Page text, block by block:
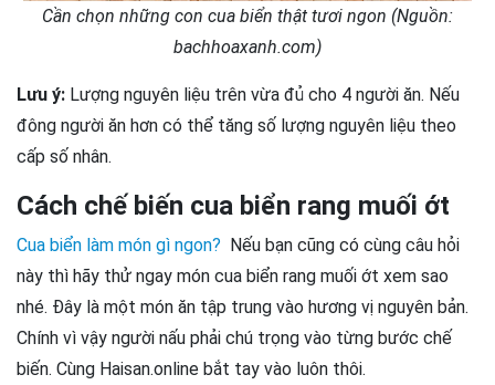
Cần chọn những con cua biển thật tươi ngon (Nguồn:
bachhoaxanh.com)
Lưu ý: Lượng nguyên liệu trên vừa đủ cho 4 người ăn. Nếu
đông người ăn hơn có thể tăng số lượng nguyên liệu theo
cấp số nhân.
Cách chế biến cua biển rang muối ớt
Cua biển làm món gì ngon?
Nếu bạn cũng có cùng câu hỏi
này thì hãy thử ngay món cua biển rang muối ớt xem sao
nhé. Đây là một món ăn tập trung vào hương vị nguyên bản.
Chính vì vậy người nấu phải chú trọng vào từng bước chế
biến. Cùng Haisan.online bắt tay vào luôn thôi.